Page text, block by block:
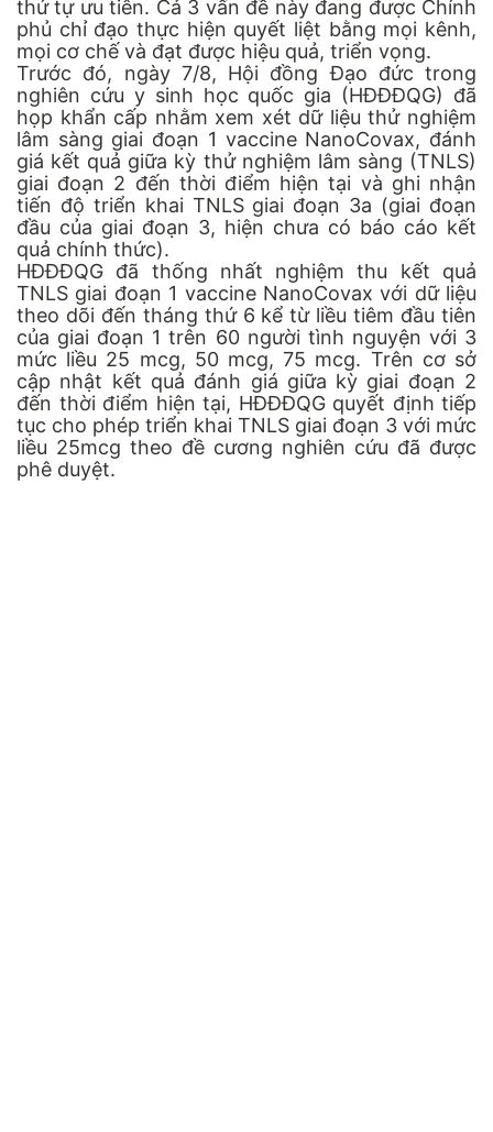
thứ tự ưu tiên. Cả 3 vấn đề này đang được Chính
phủ chỉ đạo thực hiện quyết liệt bằng mọi kênh,
mọi cơ chế và đạt được hiệu quả, triển vọng.
Trước đó, ngày 7/8, Hội đồng Đạo đức trong
nghiên cứu y sinh học quốc gia (HĐĐĐQG) đã
họp khẩn cấp nhằm xem xét dữ liệu thử nghiệm
lâm sàng giai đoạn 1 vaccine NanoCovax, đánh
giá kết quả giữa kỳ thử nghiệm lâm sàng (TNLS)
giai đoạn 2 đến thời điểm hiện tại và ghi nhận
tiến độ triển khai TNLS giai đoạn 3a (giai đoạn
đầu của giai đoạn 3, hiện chưa có báo cáo kết
quả chính thức).
HĐĐĐQG đã thống nhất nghiệm thu kết quả
TNLS giai đoạn 1 vaccine NanoCovax với dữ liệu
theo dõi đến tháng thứ 6 kể từ liều tiêm đầu tiên
của giai đoạn 1 trên 60 người tình nguyện với 3
mức liều 25 mcg, 50 mcg, 75 mcg. Trên cơ sở
cập nhật kết quả đánh giá giữa kỳ giai đoạn 2
đến thời điểm hiện tại, HĐĐĐQG quyết định tiếp
tục cho phép triển khai TNLS giai đoạn 3 với mức
liều 25mcg theo đề cương nghiên cứu đã được
phê duyệt.